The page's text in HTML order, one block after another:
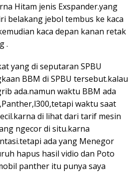
Hitam jenis Exspander.yang
belakang jebol tembus ke kaca
kaca depan kanan retak
.
yang di seputaran SPBU
BBM di SPBU tersebut.kalau
ada.namun waktu BBM ada
waktu saat
di lihat dari tarif mesin
ngecor di situ.karna
ada yang Menegor
hapus hasil vidio dan Poto
panther itu punya saya